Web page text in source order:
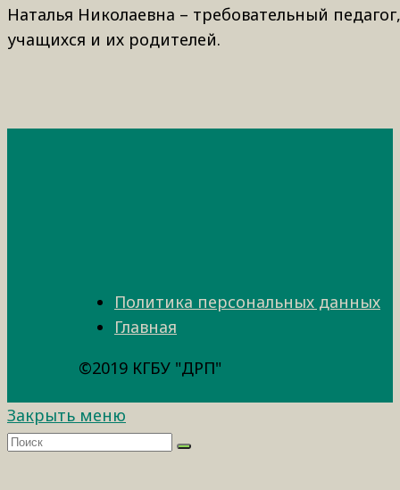
Наталья Николаевна – требовательный
учащихся и их родителей.
Политика персональных данных
Главная
©2019 КГБУ "ДРП"
Закрыть меню